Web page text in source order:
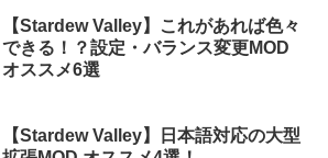
【Stardew Valley】これがあれば色々
できる！？設定・バランス変更MOD
オススメ6選
【Stardew Valley】日本語対応の大型